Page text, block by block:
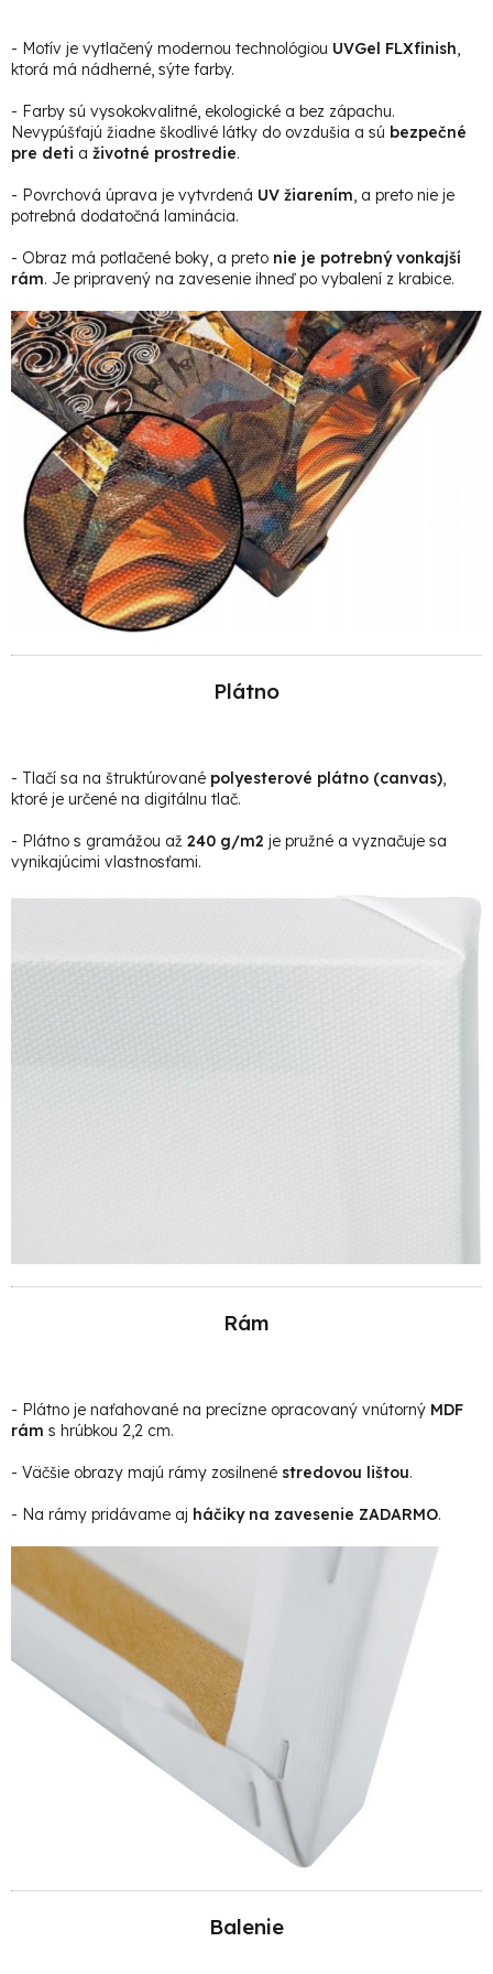
- Motív je vytlačený modernou technológiou UVGel FLXfinish,
ktorá má nádherné, sýte farby.
- Farby sú vysokokvalitné, ekologické a bez zápachu.
Nevypúšťajú žiadne škodlivé látky do ovzdušia a sú bezpečné
pre deti a životné prostredie.
- Povrchová úprava je vytvrdená UV žiarením, a preto nie je
potrebná dodatočná laminácia.
- Obraz má potlačené boky, a preto nie je potrebný vonkajší
rám. Je pripravený na zavesenie ihneď po vybalení z krabice.
Plátno
- Tlačí sa na štruktúrované polyesterové plátno (canvas),
ktoré je určené na digitálnu tlač.
- Plátno s gramážou až 240 g/m2 je pružné a vyznačuje sa
vynikajúcimi vlastnosťami.
Rám
- Plátno je naťahované na precízne opracovaný vnútorný MDF
rám s hrúbkou 2,2 cm.
- Väčšie obrazy majú rámy zosilnené stredovou lištou.
- Na rámy pridávame aj háčiky na zavesenie ZADARMO.
Balenie